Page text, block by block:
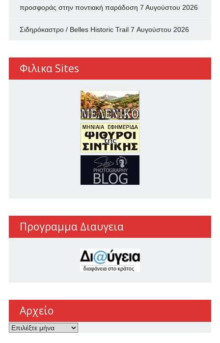
προσφοράς στην ποντιακή παράδοση 7 Αυγούστου 2026
Σιδηρόκαστρο / Belles Historic Trail 7 Αυγούστου 2026
Φιλικα Sites
Προγραμμα Διαυγεια
Αρχείο
Αρχείο